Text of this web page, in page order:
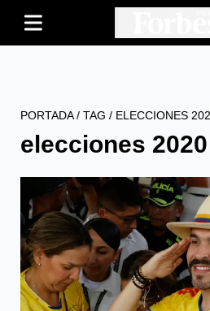
PORTADA/ TAG / ELECCIONES
elecciones 2020